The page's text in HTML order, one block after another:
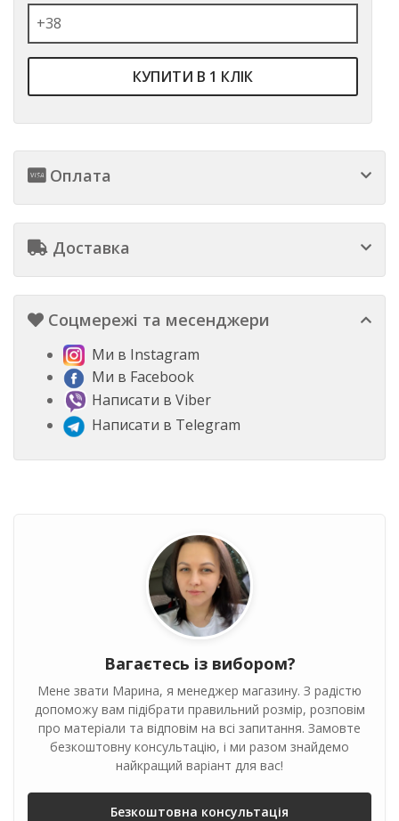
КУПИТИ В 1 КЛІК
Оплата
Доставка
Соцмережі та месенджери
Ми в Instagram
Ми в Facebook
Написати в Viber
Написати в Telegram
Вагаєтесь із вибором?
Мене звати Марина, я менеджер магазину. З радістю
допоможу вам підібрати правильний розмір, розповім
про матеріали та відповім на всі запитання. Замовте
безкоштовну консультацію, і ми разом знайдемо
найкращий варіант для вас!
Безкоштовна консультація